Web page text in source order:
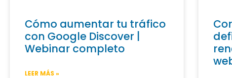
Cómo aumentar tu tráfico
con Google Discover |
Webinar completo
LEER MÁS »